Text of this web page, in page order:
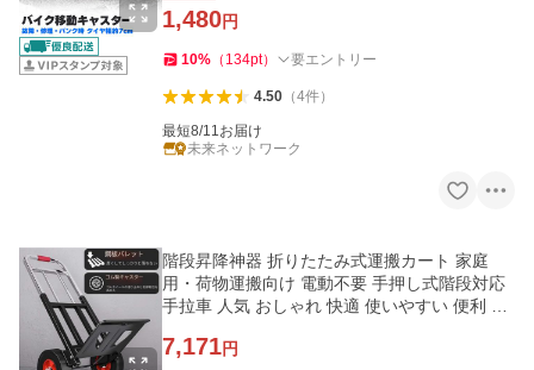
1,480円
10% （ 134pt） 要エントリー
4.50（4件）
最短8/11お届け
未来ネットワーク
階段昇降神器 折りたたみ式運搬カート 家庭
用・荷物運搬向け 電動不要 手押し式階段対応
手拉車 人気 おしゃれ 快適 使いやすい 便利 毎
7,171円